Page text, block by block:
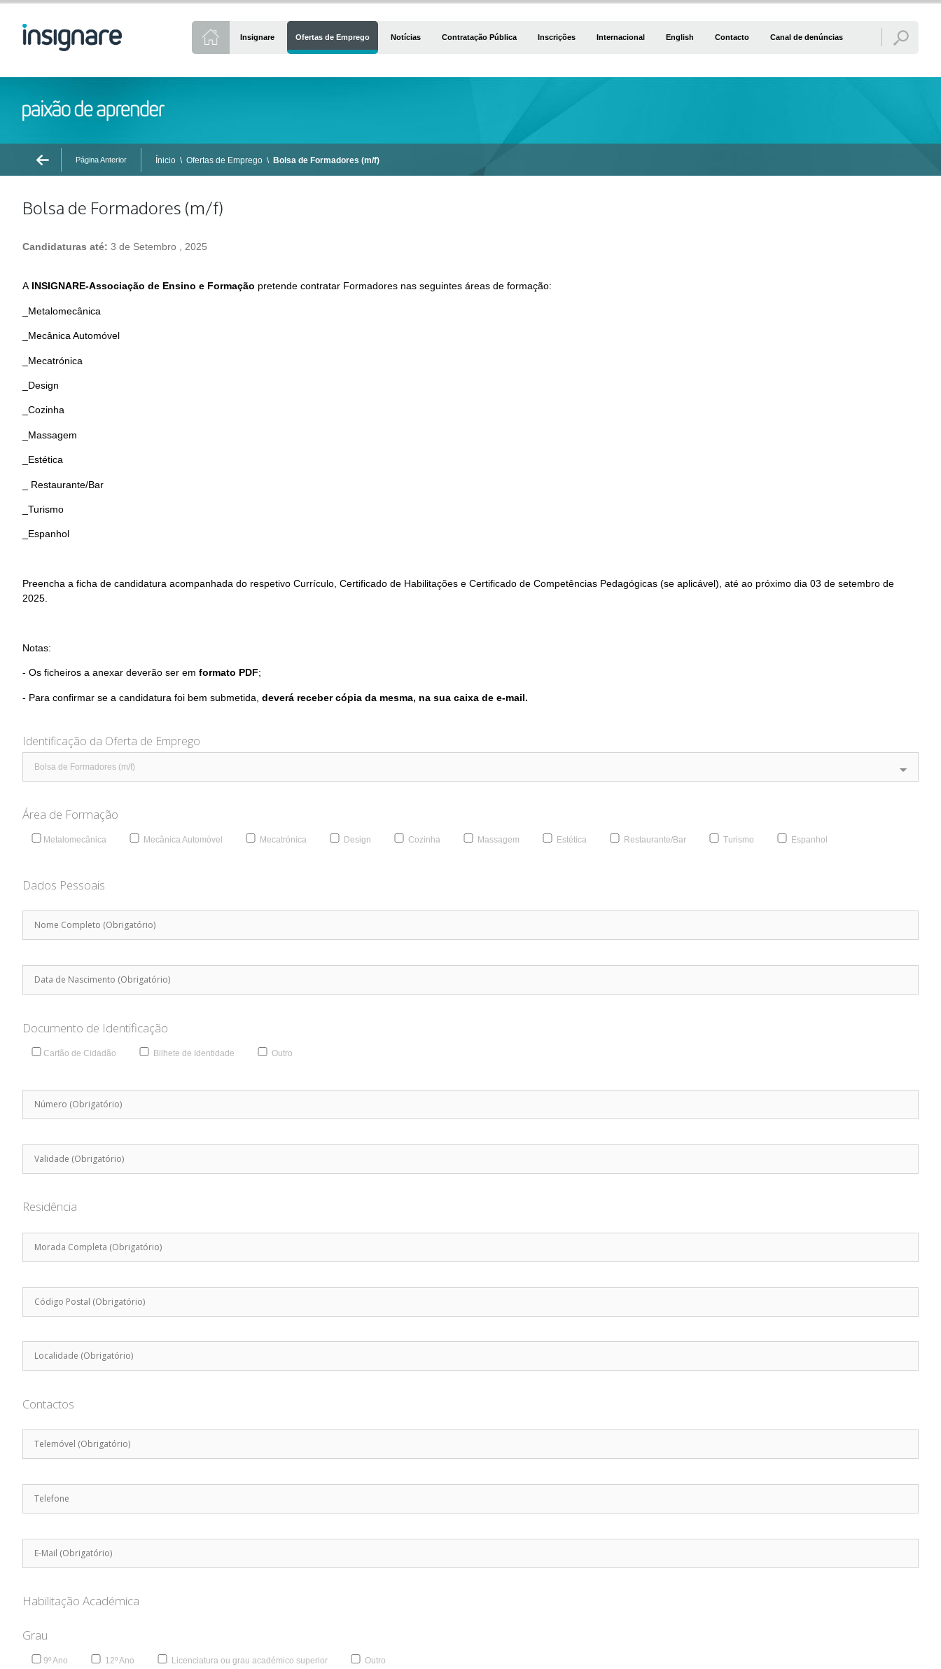
Insignare Ofertas de Emprego Notícias Contratação Pública Inscrições Internacional English Contacto Canal de denúncias
Página Anterior Ínicio \ Ofertas de Emprego \ Bolsa de Formadores (m/f)
Bolsa de Formadores (m/f)
Candidaturas até: 3 de Setembro , 2025
A INSIGNARE-Associação de Ensino e Formação pretende contratar Formadores nas seguintes áreas de formação:
_Metalomecânica
_Mecânica Automóvel
_Mecatrónica
_Design
_Cozinha
_Massagem
_Estética
_ Restaurante/Bar
_Turismo
_Espanhol
Preencha a ficha de candidatura acompanhada do respetivo Currículo, Certificado de Habilitações e Certificado de Competências Pedagógicas (se aplicável), até ao próximo dia 03 de setembro de
2025.
Notas:
- Os ficheiros a anexar deverão ser em formato PDF;
- Para confirmar se a candidatura foi bem submetida, deverá receber cópia da mesma, na sua caixa de e-mail.
Identificação da Oferta de Emprego
Área de Formação
Metalomecânica Mecânica Automóvel Mecatrónica Design Cozinha Massagem Estética Restaurante/Bar Turismo Espanhol
Dados Pessoais
Documento de Identificação
Cartão de Cidadão Bilhete de Identidade Outro
Residência
Contactos
Habilitação Académica
Grau
9º Ano 12º Ano Licenciatura ou grau académico superior Outro